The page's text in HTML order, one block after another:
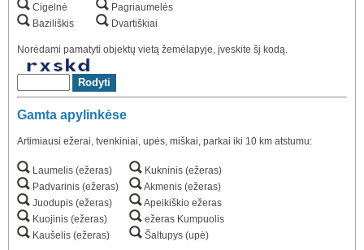
Cigelnė
Baziliškis
Pagriaumelės
Dvartiškiai
Norėdami pamatyti objektų vietą žemėlapyje, įveskite šį kodą.
Gamta apylinkėse
Artimiausi ežerai, tvenkiniai, upės, miškai, parkai iki 10 km atstumu:
Laumelis (ežeras)
Padvarinis (ežeras)
Juodupis (ežeras)
Kuojinis (ežeras)
Kaušelis (ežeras)
Kukninis (ežeras)
Akmenis (ežeras)
Apeikiškio ežeras
ežeras Kumpuolis
Šaltupys (upė)